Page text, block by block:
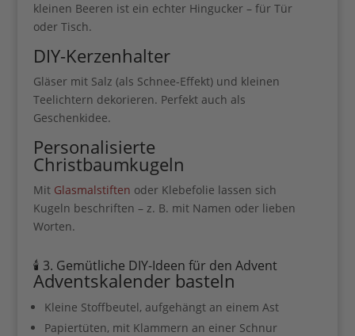
kleinen Beeren ist ein echter Hingucker – für Tür
oder Tisch.
DIY-Kerzenhalter
Gläser mit Salz (als Schnee-Effekt) und kleinen
Teelichtern dekorieren. Perfekt auch als
Geschenkidee.
Personalisierte
Christbaumkugeln
Mit Glasmalstiften oder Klebefolie lassen sich
Kugeln beschriften – z. B. mit Namen oder lieben
Worten.
🕯️ 3. Gemütliche DIY-Ideen für den Advent
Adventskalender basteln
Kleine Stoffbeutel, aufgehängt an einem Ast
Papiertüten, mit Klammern an einer Schnur
Ich erhalte den Guide per E-Mail und
gelegentlich weitere liebevolle Impulse &
Ideen für Mama Business. Die
Datenschutzerklärung habe ich gelesen.
Sie können den Newsletter jederzeit über den Link in unserem